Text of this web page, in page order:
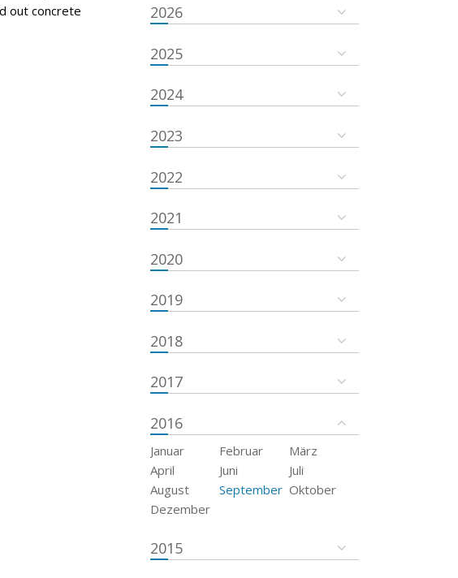
out concrete
2026
2025
2024
2023
2022
2021
2020
2019
2018
2017
2016
Januar Februar
März
April
Juni
Juli
August
September Oktober
Dezember
2015